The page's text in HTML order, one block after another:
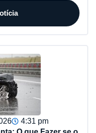
4:31 pm